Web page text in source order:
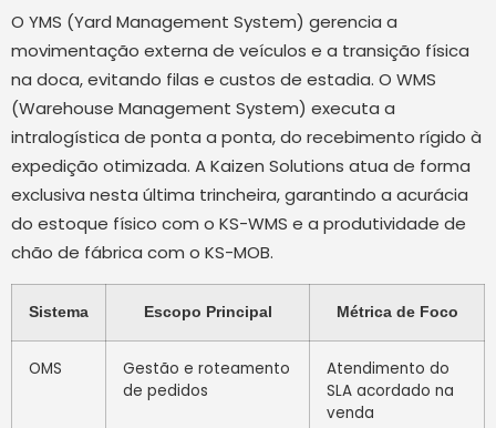
O YMS (Yard Management System) gerencia a
movimentação externa de veículos e a transição física
na doca, evitando filas e custos de estadia. O WMS
(Warehouse Management System) executa a
intralogística de ponta a ponta, do recebimento rígido à
expedição otimizada. A Kaizen Solutions atua de forma
exclusiva nesta última trincheira, garantindo a acurácia
do estoque físico com o KS-WMS e a produtividade de
chão de fábrica com o KS-MOB.
Sistema Escopo Principal Métrica de Foco
OMS
Gestão e roteamento
de pedidos
Atendimento do
SLA acordado na
venda